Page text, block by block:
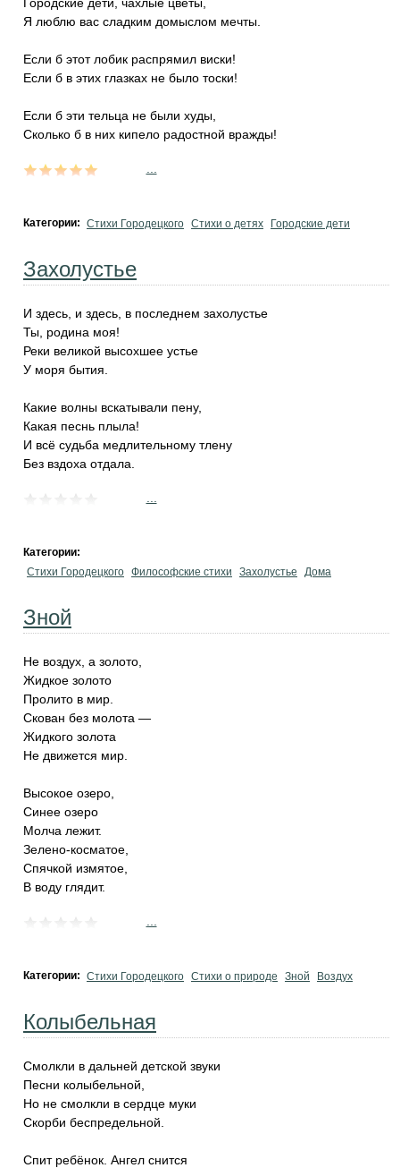
Я люблю вас сладким домыслом мечты.
Если б этот лобик распрямил виски!
Если б в этих глазках не было тоски!
Если б эти тельца не были худы,
Сколько б в них кипело радостной вражды!
Категории: Стихи Городецкого Стихи о детях Городские дети
Захолустье
И здесь, и здесь, в последнем захолустье
Ты, родина моя!
Реки великой высохшее устье
У моря бытия.
Какие волны вскатывали пену,
Какая песнь плыла!
И всё судьба медлительному тлену
Без вздоха отдала.
Категории:
Стихи Городецкого Философские стихи Захолустье Дома
Зной
Не воздух, а золото,
Жидкое золото
Пролито в мир.
Скован без молота —
Жидкого золота
Не движется мир.
Высокое озеро,
Синее озеро
Молча лежит.
Зелено-косматое,
Спячкой измятое,
В воду глядит.
Категории: Стихи Городецкого Стихи о природе Зной Воздух
Колыбельная
Смолкли в дальней детской звуки
Песни колыбельной,
Но не смолкли в сердце муки
Скорби беспредельной.
Спит ребёнок. Ангел снится